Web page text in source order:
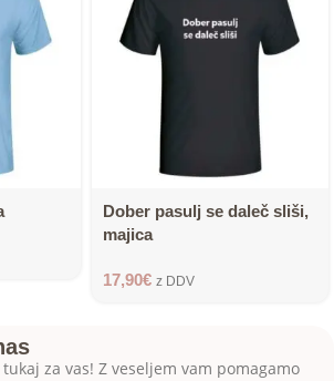
Dober pasulj se daleč sliši,
majica
17,90€ z DDV
za vas! Z veseljem vam pomagamo